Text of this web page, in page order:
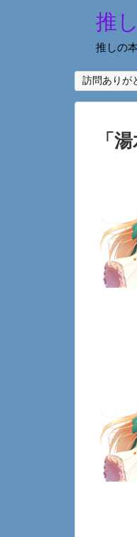
推
推しの
訪問ありが
「 湯